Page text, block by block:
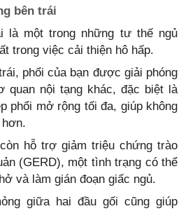
bên trái
là một trong những tư thế ngủ
trong việc cải thiện hô hấp.
phổi của bạn được giải phóng
nội tạng khác, đặc biệt là
phổi mở rộng tối đa, giúp không
hỗ trợ giảm triệu chứng trào
(GERD), một tình trạng có thể
và làm gián đoạn giấc ngủ.
giữa hai đầu gối cũng giúp